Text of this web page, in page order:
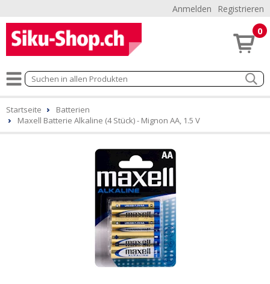
Anmelden Registrieren
0
Startseite
Batterien
Maxell Batterie Alkaline (4 Stück) - Mignon AA, 1.5 V